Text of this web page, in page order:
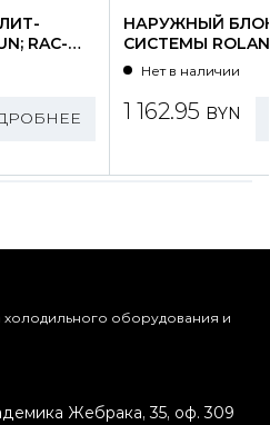
RAC-
НАРУЖНЫЙ
СИСТЕМЫ
WZ09HSS/N1-
Нет в наличии
1 162.95 BYN
оборудования и
Жебрака, 35, оф. 309